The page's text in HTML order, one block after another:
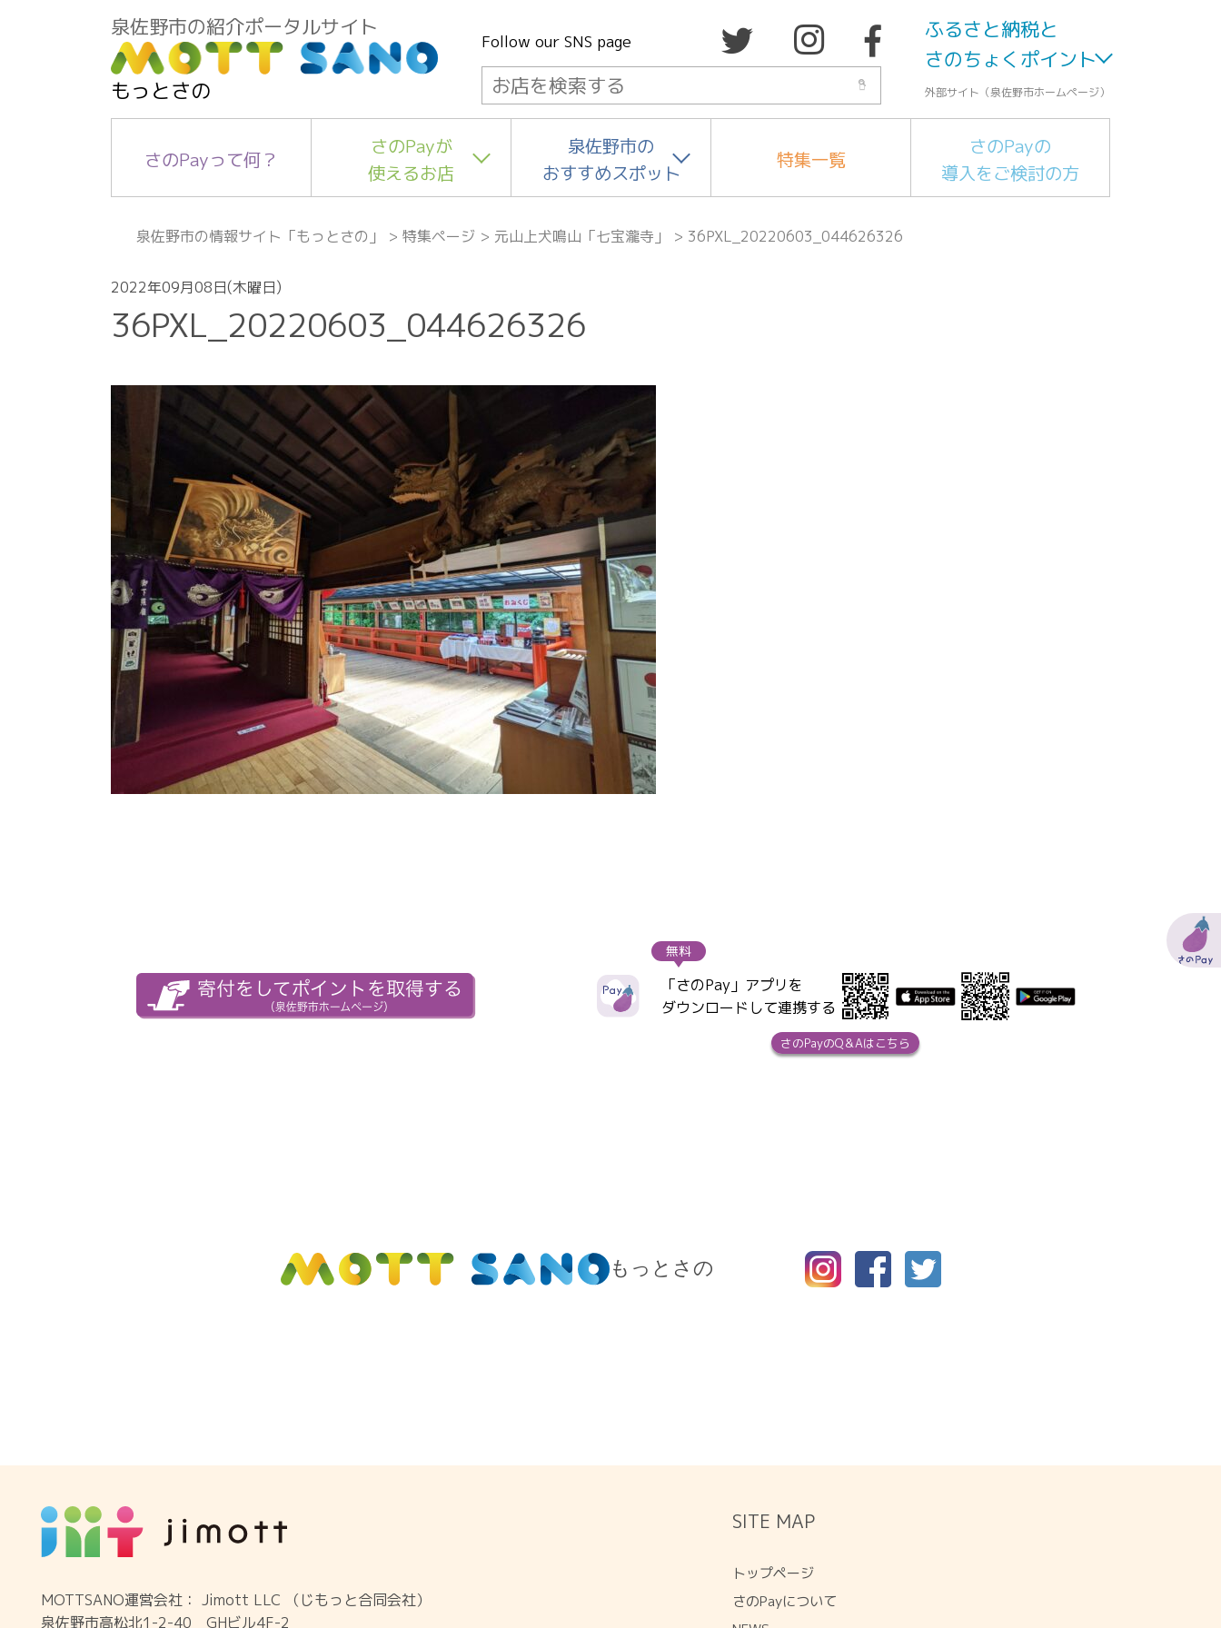
泉佐野市の紹介ポータルサイト
もっとさの
Follow our SNS page
ふるさと納税と
さのちょくポイント
外部サイト（泉佐野市ホームページ）
さのPayって何？
さのPayが
使えるお店
泉佐野市の
おすすめスポット
特集一覧
さのPayの
導入をご検討の方
泉佐野市の情報サイト「もっとさの」 > 特集ページ > 元山上犬鳴山「七宝瀧寺」 > 36PXL_20220603_044626326
2022年09月08日(木曜日)
36PXL_20220603_044626326
「さのPay」アプリを
ダウンロードして連携する
無料
さのPayのQ＆Aはこちら
もっとさの
MOTTSANO運営会社： Jimott LLC （じもっと合同会社）
泉佐野市高松北1-2-40 GHビル4F-2
SITE MAP
トップページ
さのPayについて